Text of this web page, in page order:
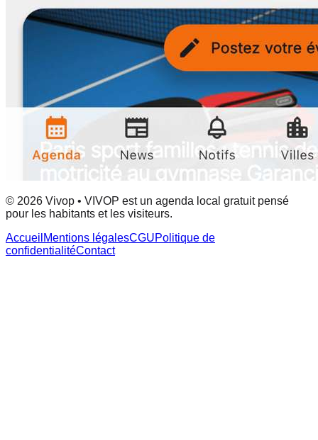
© 2026 Vivop • VIVOP est un agenda local gratuit pensé
pour les habitants et les visiteurs.
Accueil Mentions légalesCGUPolitique de
confidentialitéContact